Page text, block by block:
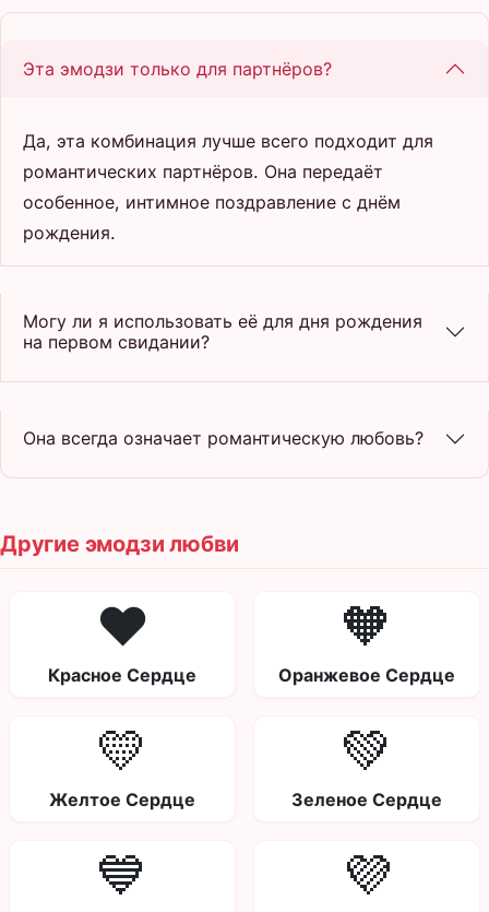
Эта эмодзи только для партнёров?
Да, эта комбинация лучше всего подходит для
романтических партнёров. Она передаёт
особенное, интимное поздравление с днём
рождения.
Могу ли я использовать её для дня рождения
на первом свидании?
Она всегда означает романтическую любовь?
Другие эмодзи любви
❤️
Красное Сердце
🧡
Оранжевое Сердце
💛
Желтое Сердце
💚
Зеленое Сердце
💙 💜